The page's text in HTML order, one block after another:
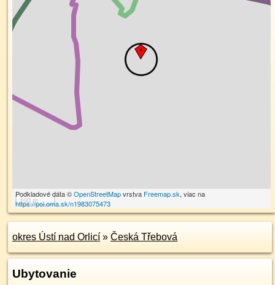
100 m
Podkladové dáta ©OpenStreetMapvrstva Freemap.sk, viac na
https://poi.oma.sk/n1983075473
okres Ústí nad Orlicí » Česká Třebová
Ubytovanie